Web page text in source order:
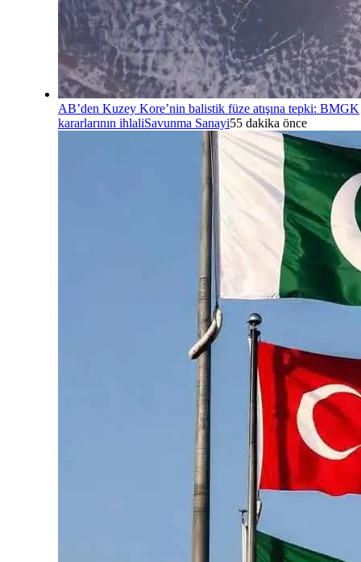
AB’den Kuzey Kore’nin balistik füze atışına tepki: BMGK
kararlarının ihlaliSavunma Sanayi55 dakika önce